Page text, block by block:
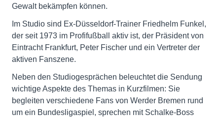
Gewalt bekämpfen können.
Im Studio sind Ex-Düsseldorf-Trainer Friedhelm Funkel,
der seit 1973 im Profifußball aktiv ist, der Präsident von
Eintracht Frankfurt, Peter Fischer und ein Vertreter der
aktiven Fanszene.
Neben den Studiogesprächen beleuchtet die Sendung
wichtige Aspekte des Themas in Kurzfilmen: Sie
begleiten verschiedene Fans von Werder Bremen rund
um ein Bundesligaspiel, sprechen mit Schalke-Boss